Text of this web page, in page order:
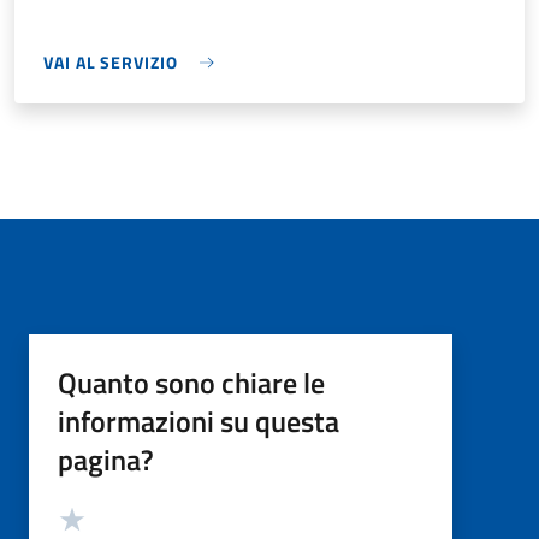
VAI AL SERVIZIO
Quanto sono chiare le
informazioni su questa
pagina?
Valutazione